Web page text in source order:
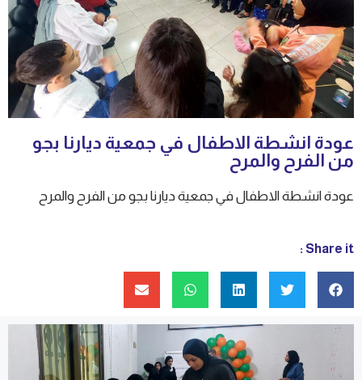
‎عودة انشطة الاطفال في جمعية ديارنا بجو
من الفرح والمرح
Share it :